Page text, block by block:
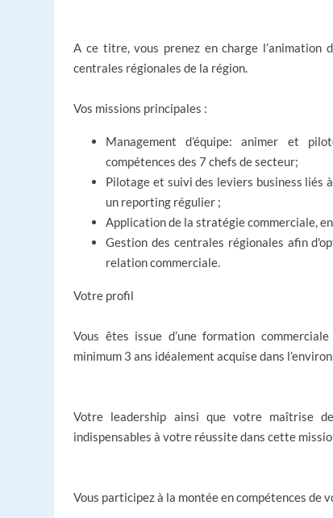
A ce titre, vous prenez en charge l’animation
centrales régionales de la région.
Vos missions principales :
Management d’équipe:animer et
compétences des 7 chefs de secteur;
Pilotage et suivi des leviers business liés
un reporting régulier ;
Application de la stratégie commerciale,
Gestion des centrales régionales afin
relation commerciale.
Votre profil
Vous êtes issue d’une formation
minimum 3 ans idéalement acquise dans
Votre leadership ainsi que votre maîtrise
indispensables à votre réussite dans cette
Vous participez à la montée en compétences de